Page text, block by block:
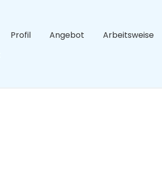
Profil Angebot Arbeitsweise